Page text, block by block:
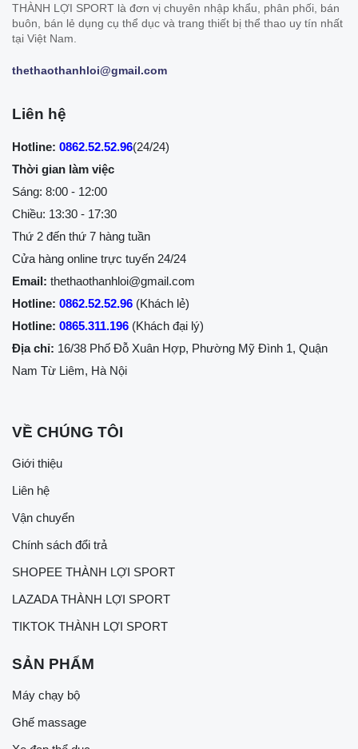
THÀNH LỢI SPORT là đơn vị chuyên nhập khẩu, phân phối, bán
buôn, bán lẻ dụng cụ thể dục và trang thiết bị thể thao uy tín nhất
tại Việt Nam.
thethaothanhloi@gmail.com
Liên hệ
Hotline: 0862.52.52.96(24/24)
Thời gian làm việc
Sáng: 8:00 - 12:00
Chiều: 13:30 - 17:30
Thứ 2 đến thứ 7 hàng tuần
Cửa hàng online trực tuyến 24/24
Email: thethaothanhloi@gmail.com
Hotline: 0862.52.52.96 (Khách lẻ)
Hotline: 0865.311.196 (Khách đại lý)
Địa chỉ: 16/38 Phố Đỗ Xuân Hợp, Phường Mỹ Đình 1, Quận
Nam Từ Liêm, Hà Nội
VỀ CHÚNG TÔI
Giới thiệu
Liên hệ
Vận chuyển
Chính sách đổi trả
SHOPEE THÀNH LỢI SPORT
LAZADA THÀNH LỢI SPORT
TIKTOK THÀNH LỢI SPORT
SẢN PHẨM
Máy chạy bộ
Ghế massage